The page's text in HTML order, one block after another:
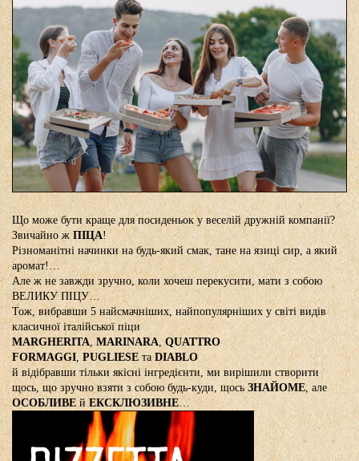
Що може бути краще для посиденьок у веселій дружній компанії?
Звичайно ж ПІЦА!
Різноманітні начинки на будь-який смак, тане на язиці сир, а який
аромат!…
Але ж не завжди зручно, коли хочеш перекусити, мати з собою
ВЕЛИКУ ПІЦУ…
Тож, вибравши 5 найсмачніших, найпопулярніших у світі видів
класичної італійської піци
MARGHERITA, MARINARA, QUATTRO
FORMAGGI, PUGLIESE та DIABLO
й відібравши тільки якісні інгредієнти, ми вирішили створити
щось, що зручно взяти з собою будь-куди, щось ЗНАЙОМЕ, але
ОСОБЛИВЕй ЕКСКЛЮЗИВНЕ…